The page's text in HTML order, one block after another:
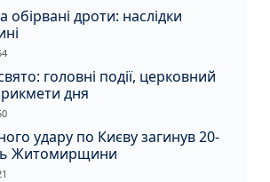
обірвані дроти: наслідки
головні події, церковний
дня
удару по Києву загинув 20-
Житомирщини